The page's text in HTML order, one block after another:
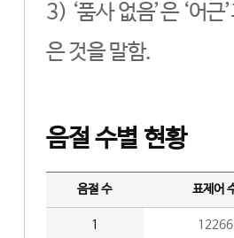
3) ‘품사 없음’은 ‘어
은 것을 말함.
음절 수별 현황
음절 수 표제어
1 12266